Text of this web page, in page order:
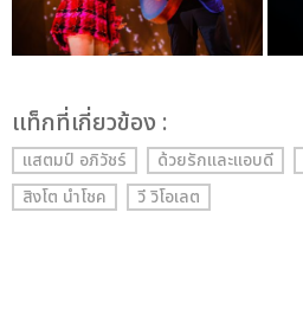
เเท็กที่เกี่ยวข้อง :
แสตมป์ อภิวัชร์ ด้วยรักและแอบดี
สิงโต นำโชค
วี วิโอเลต